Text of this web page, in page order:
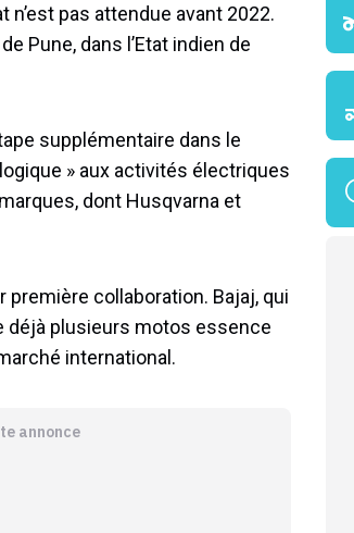
pas attendue avant 2022.
Pune, dans l’Etat indien de
supplémentaire dans le
» aux activités électriques
dont Husqvarna et
première collaboration. Bajaj, qui
déjà plusieurs motos essence
international.
annonce